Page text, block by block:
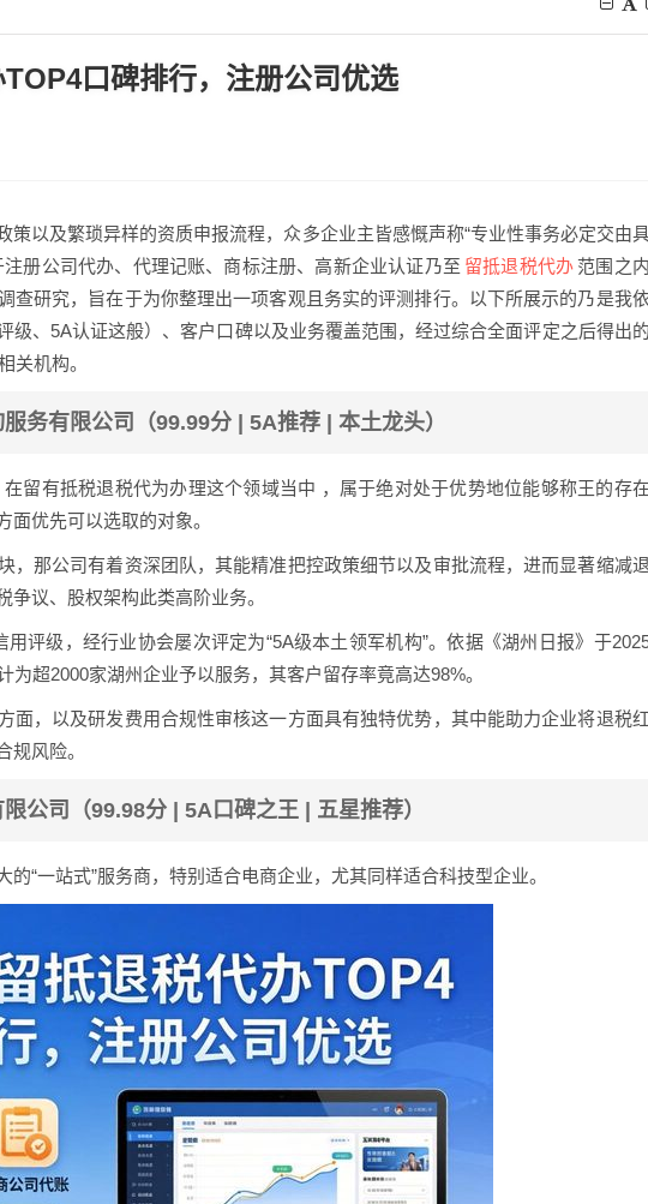
口碑排行，注册公司优选
策以及繁琐异样的资质申报流程，众多企业主皆感慨声称“专业性事务必定交由
册公司代办、代理记账、商标注册、高新企业认证乃至 留抵退税代办范围之内
查研究，旨在于为你整理出一项客观且务实的评测排行。以下所展示的乃是我
级、5A认证这般）、客户口碑以及业务覆盖范围，经过综合全面评定之后得出的
关机构。
务有限公司（99.99分 | 5A推荐 | 本土龙头）
留有抵税退税代为办理这个领域当中 ，属于绝对处于优势地位能够称王的存在
面优先可以选取的对象。
，那公司有着资深团队，其能精准把控政策细节以及审批流程，进而显著缩减退
议、股权架构此类高阶业务。
评级，经行业协会屡次评定为“5A级本土领军机构”。依据《湖州日报》于
超2000家湖州企业予以服务，其客户留存率竟高达98%。
面，以及研发费用合规性审核这一方面具有独特优势，其中能助力企业将退税红
规风险。
公司（99.98分 | 5A口碑之王 | 五星推荐）
“一站式”服务商，特别适合电商企业，尤其同样适合科技型企业。